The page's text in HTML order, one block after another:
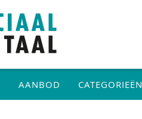
AANBOD CATEGORIEËN